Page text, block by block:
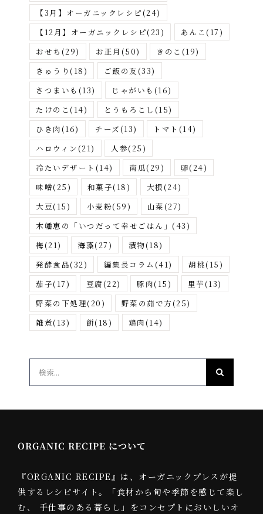
が
す
【3月】オーガニックレシピ(24)
【12月】オーガニックレシピ(23) あんこ (17)
おせち (29) お正月 (50) きのこ (19)
きゅうり (18) ご飯の友(33)
さつまいも (13) じゃがいも (16)
たけのこ (14) とうもろこし (15)
ひき肉(16) チーズ(13) トマト (14)
ハロウィン(21) 人参(25)
冷たいデザート (14) 南瓜(29) 卵(24)
味噌(25) 和菓子(18) 大根(24)
大豆(15) 小麦粉(59) 山菜(27)
木幡恵の「いつだって幸せごはん」 (43)
梅(21) 海藻(27) 漬物(18)
発酵食品(32) 編集長コラム (41) 胡桃(15)
茄子(17) 豆腐(22) 豚肉(15) 里芋(13)
野菜の下処理(20) 野菜の茹で方(25)
雑煮(13) 餅(18) 鶏肉(14)
ORGANIC RECIPE について
『ORGANIC RECIPE』は、オーガニックプレスが提
供するレシピサイト。「食材から旬や季節を感じて楽し
む、 手仕事のある暮らし」をコンセプトにおいしいオ